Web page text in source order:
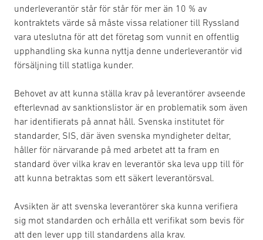
underleverantör står för står för mer än 10 % av
kontraktets värde så måste vissa relationer till Ryssland
vara uteslutna för att det företag som vunnit en offentlig
upphandling ska kunna nyttja denne underleverantör vid
försäljning till statliga kunder.
Behovet av att kunna ställa krav på leverantörer avseende
efterlevnad av sanktionslistor är en problematik som även
har identifierats på annat håll. Svenska institutet för
standarder, SIS, där även svenska myndigheter deltar,
håller för närvarande på med arbetet att ta fram en
standard över vilka krav en leverantör ska leva upp till för
att kunna betraktas som ett säkert leverantörsval.
Avsikten är att svenska leverantörer ska kunna verifiera
sig mot standarden och erhålla ett verifikat som bevis för
att den lever upp till standardens alla krav.